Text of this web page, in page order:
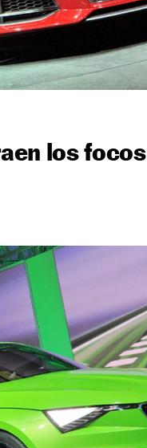
los focos